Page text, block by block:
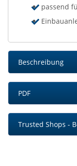
passend
Beschreibung
PDF
Trusted Shops -